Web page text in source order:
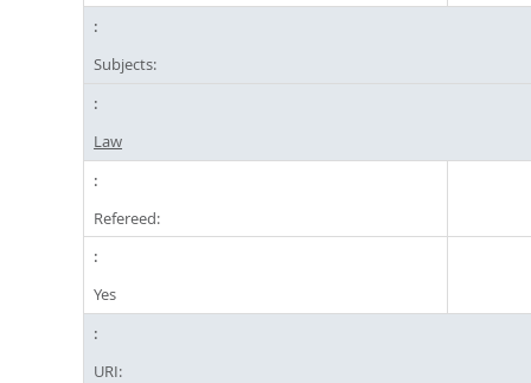
Subjects:
Law
Refereed:
Yes
URI: